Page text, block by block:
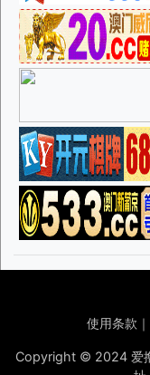
使用条款 ｜
Copyright © 2024 爱